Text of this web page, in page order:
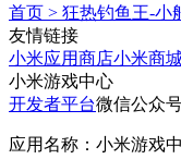
首页 > 狂热钓鱼王-小
友情链接
小米应用商店小米商
小米游戏中心
开发者平台微信公众
应用名称：小米游戏